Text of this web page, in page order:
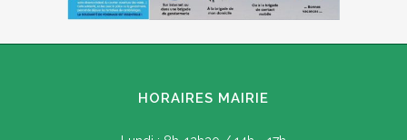
HORAIRES MAIRIE